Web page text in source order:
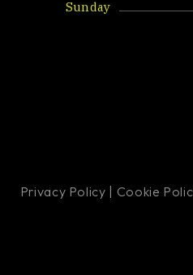
Sunday
Privacy Policy Cookie